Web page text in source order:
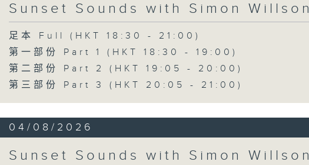
Sunset Sounds with Simon Willson
足本 Full (HKT 18:30 - 21:00)
第一部份 Part 1 (HKT 18:30 - 19:00)
第二部份 Part 2 (HKT 19:05 - 20:00)
第三部份 Part 3 (HKT 20:05 - 21:00)
04/08/2026
Sunset Sounds with Simon Willson